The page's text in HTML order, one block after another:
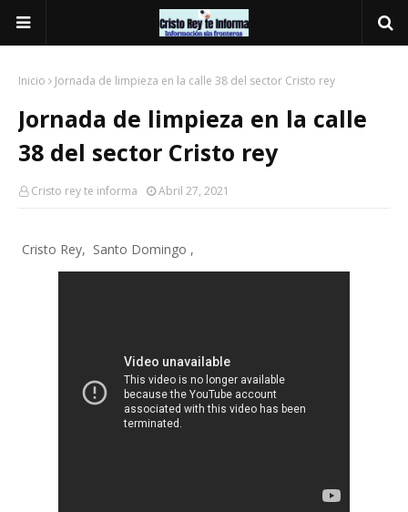
Inicio Jornada de limpieza en la calle 38 del sector Cristo rey
Jornada de limpieza en la calle
38 del sector Cristo rey
Cristo rey te informa Abril 27, 2021
Cristo Rey, Santo Domingo ,